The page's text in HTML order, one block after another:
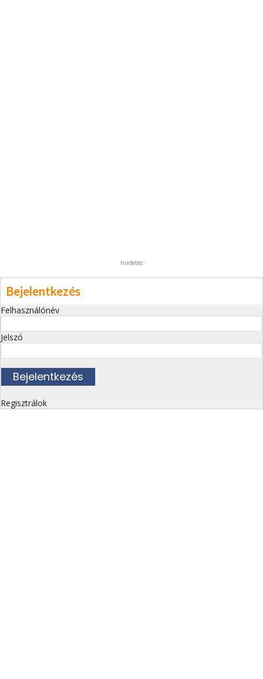
hirdetés
Bejelentkezés
Felhasználónév
Jelszó
Regisztrálok